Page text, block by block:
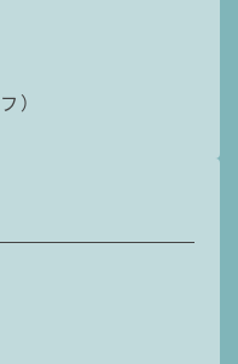
ー
サワ)
）